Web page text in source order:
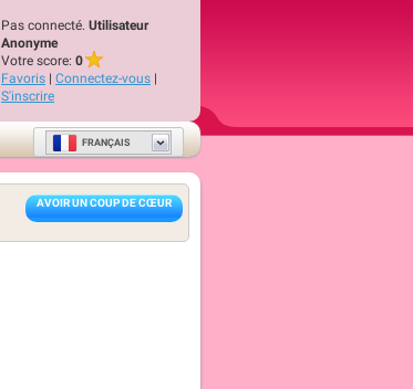
Pas connecté. Utilisateur
Anonyme
Votre score: 0
Favoris | Connectez-vous |
S'inscrire
FRANÇAIS
AVOIR UN COUP DE CŒUR